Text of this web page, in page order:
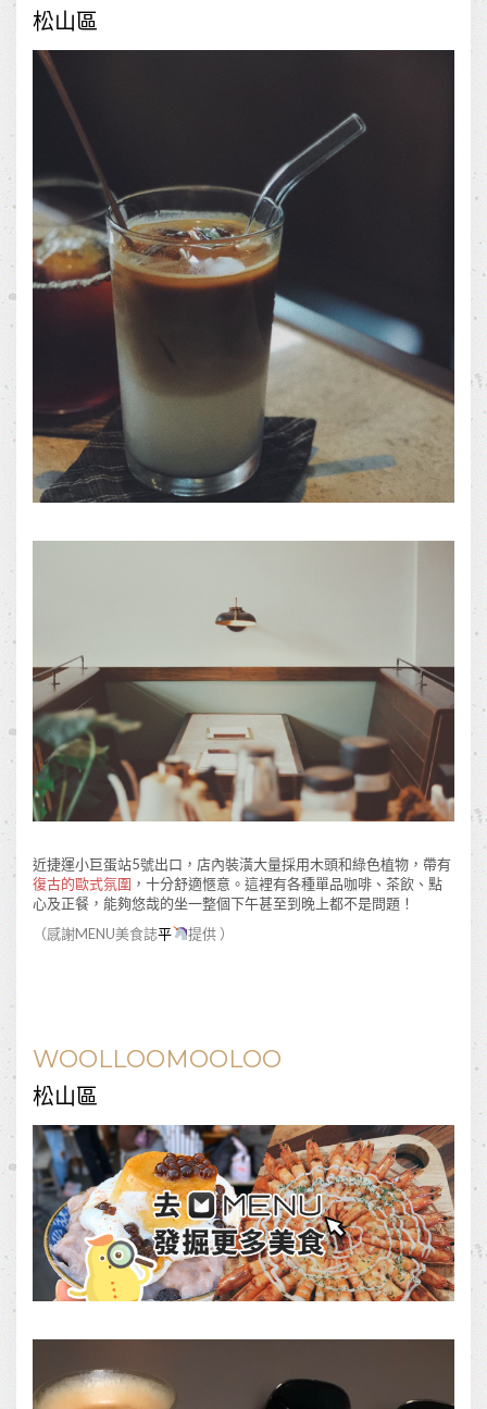
松山區
近捷運小巨蛋站5號出口，店內裝潢大量採用木頭和綠色植物，帶有
復古的歐式氛圍 ，十分舒適愜意。這裡有各種單品咖啡、茶飲、點
心及正餐，能夠悠哉的坐一整個下午甚至到晚上都不是問題！
（感謝MENU美食誌平 提供 ）
WOOLLOOMOOLOO
松山區